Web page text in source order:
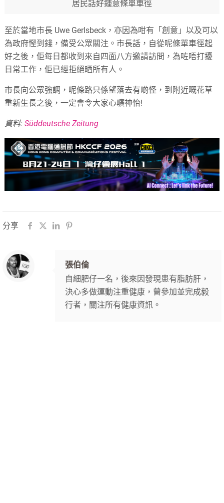
居民話好鍾意條單車徑
至於當地市長 Uwe Gerlsbeck，亦因為咁有「創意」以及可以
為政府慳到錢，備受公眾關注。市長話，自從呢條單車徑起
好之後，佢每日都收到來自四面八方邀請訪問，為咗唔打擾
日常工作，佢已經拒絕晒所有人。
市長向公眾強調，呢條路只係望落去有啲怪，到附近嘅花草
重新生長之後，一定會令大家心曠神怡!
資料:Süddeutsche Zeitung
分享
張伯倫
自細肥仔一名，後來因發現患有脂肪肝，
決心多做運動注重健康，曾參加並完成毅
行者，關注所有健康資訊。